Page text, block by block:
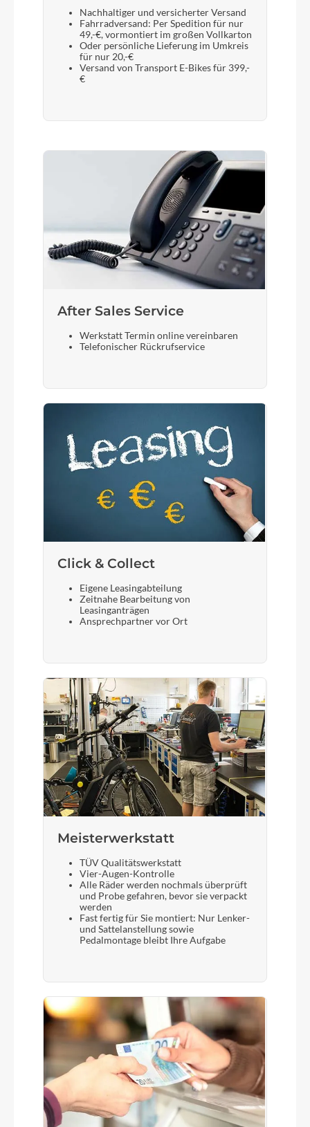
Sattelstütze
CUBE Suspension Seatpost HD, 31.6mm
Nachhaltiger und versicherter Versand
Fahrradversand: Per Spedition für nur
49,-€, vormontiert im großen Vollkarton
Oder persönliche Lieferung im Umkreis
für nur 20,-€
Versand von Transport E-Bikes für 399,-
€
After Sales Service
Werkstatt Termin online vereinbaren
Telefonischer Rückrufservice
Click & Collect
Eigene Leasingabteilung
Zeitnahe Bearbeitung von
Leasinganträgen
Ansprechpartner vor Ort
Meisterwerkstatt
TÜV Qualitätswerkstatt
Vier-Augen-Kontrolle
Alle Räder werden nochmals überprüft
und Probe gefahren, bevor sie verpackt
werden
Fast fertig für Sie montiert: Nur Lenker-
und Sattelanstellung sowie
Pedalmontage bleibt Ihre Aufgabe